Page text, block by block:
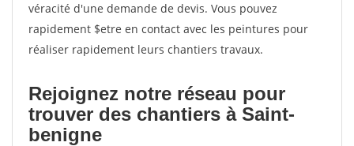
véracité d'une demande de devis. Vous pouvez
rapidement $etre en contact avec les peintures pour
réaliser rapidement leurs chantiers travaux.
Rejoignez notre réseau pour
trouver des chantiers à Saint-
benigne